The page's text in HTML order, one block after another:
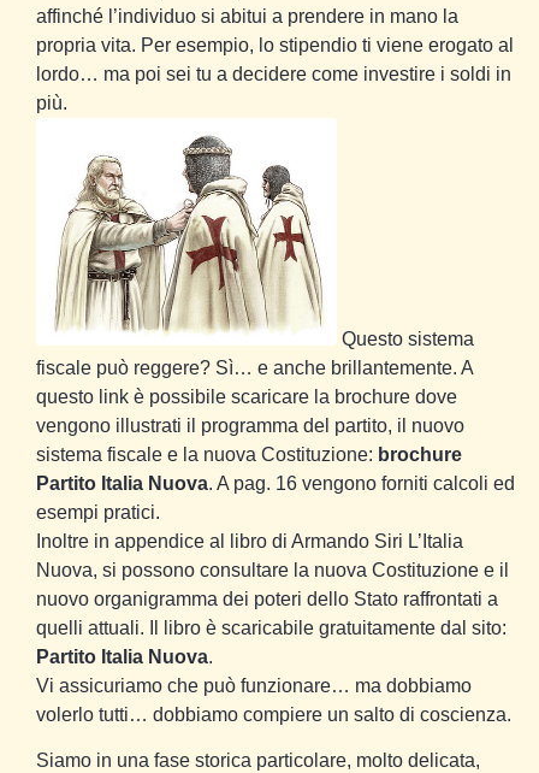
affinché l’individuo si abitui a prendere in mano la
propria vita. Per esempio, lo stipendio ti viene erogato al
lordo… ma poi sei tu a decidere come investire i soldi in
più.
Questo sistema
fiscale può reggere? Sì… e anche brillantemente. A
questo link è possibile scaricare la brochure dove
vengono illustrati il programma del partito, il nuovo
sistema fiscale e la nuova Costituzione: brochure
Partito Italia Nuova. A pag. 16 vengono forniti calcoli ed
esempi pratici.
Inoltre in appendice al libro di Armando Siri L’Italia
Nuova, si possono consultare la nuova Costituzione e il
nuovo organigramma dei poteri dello Stato raffrontati a
quelli attuali. Il libro è scaricabile gratuitamente dal sito:
Partito Italia Nuova.
Vi assicuriamo che può funzionare… ma dobbiamo
volerlo tutti… dobbiamo compiere un salto di coscienza.
Siamo in una fase storica particolare, molto delicata,